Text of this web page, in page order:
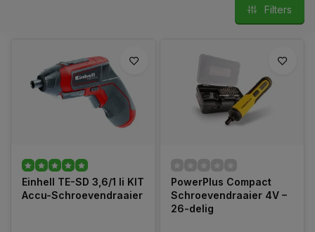
Filters
Einhell TE-SD 3,6/1 li KIT
Accu-Schroevendraaier
PowerPlus Compact
Schroevendraaier 4V –
26-delig